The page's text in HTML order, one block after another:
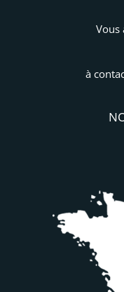
Vous
à